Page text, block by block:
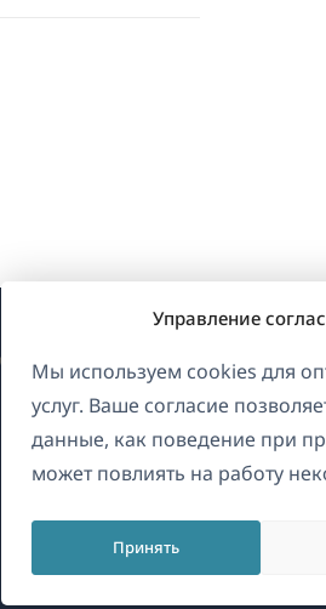
Управление
Мы используем cookies для
услуг. Ваше согласие
данные, как поведение при
может повлиять на работу
Принять